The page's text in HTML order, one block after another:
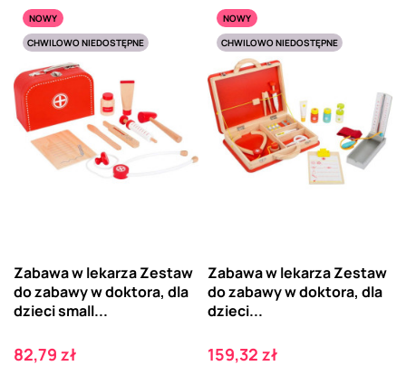
NOWY
CHWILOWO NIEDOSTĘPNE
Zabawa w lekarza Zestaw
do zabawy w doktora, dla
dzieci small...
Cena
82,79 zł
NOWY
CHWILOWO NIEDOSTĘPNE
Zabawa w lekarza Zestaw
do zabawy w doktora, dla
dzieci...
Cena
159,32 zł